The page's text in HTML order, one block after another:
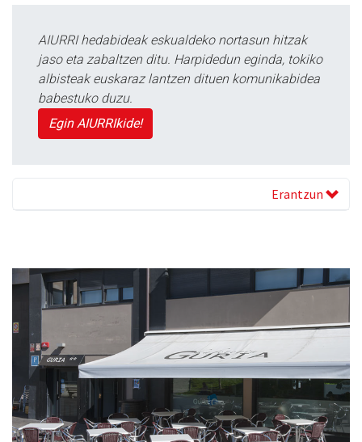
AIURRI hedabideak eskualdeko nortasun hitzak
jaso eta zabaltzen ditu. Harpidedun eginda, tokiko
albisteak euskaraz lantzen dituen komunikabidea
babestuko duzu.
Egin AIURRIkide!
Erantzun